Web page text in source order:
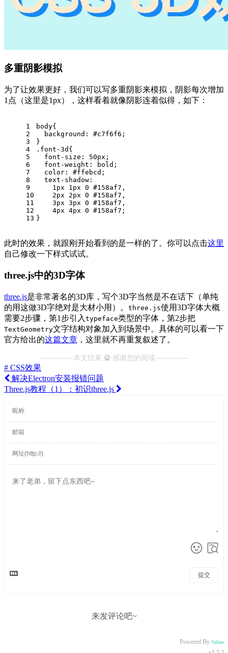
多重阴影模拟
为了让效果更好，我们可以写多重阴影来模拟，阴影每次增加
1点（这里是1px），这样看着就像阴影连着似得，如下：
1
2
3
4
5
6
7
8
9
10
11
12
13
body{
background : #c7f6f6 ;
}
.font-3d {
font-size : 50px ;
font-weight : bold;
color : #ffebcd ;
text-shadow :
1px
1px 0 #158af7 ,
2px
2px 0 #158af7 ,
3px 3px 0 #158af7 ,
4px 4px 0 #158af7 ;
}
此时的效果，就跟刚开始看到的是一样的了。你可以点击这里
自己修改一下样式试试。
three.js中的3D字体
three.js是非常著名的3D库，写个3D字当然是不在话下（单纯
的用这做3D字绝对是大材小用）。 three.js使用3D字体大概
需要2步骤，第1步引入 typeface类型的字体，第2步把
TextGeometry文字结构对象加入到场景中。具体的可以看一下
官方给出的这篇文章 ，这里就不再重复叙述了。
-------------本文结束 感谢您的阅读-------------
# CSS效果
解决Electron安装报错问题
Three.js教程（1）：初识three.js
提交
来发评论吧~
Powered By Valine